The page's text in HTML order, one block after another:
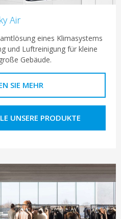
Air
eines Klimasystems
und Luftreinigung für kleine
Gebäude.
SIE MEHR
UNSERE PRODUKTE